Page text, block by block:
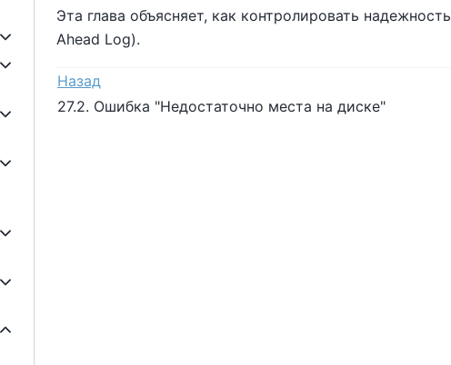
Эта глава объясняет, как контролировать надежность
Ahead Log).
Назад
27.2. Ошибка "Недостаточно места на диске"